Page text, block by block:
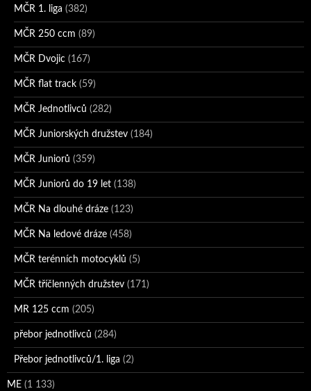
MČR 1. liga (382)
MČR 250 ccm (89)
MČR Dvojic (167)
MČR flat track (59)
MČR Jednotlivců (282)
MČR Juniorských družstev (184)
MČR Juniorů (359)
MČR Juniorů do 19 let (138)
MČR Na dlouhé dráze (123)
MČR Na ledové dráze (458)
MČR terénních motocyklů (5)
MČR tříčlenných družstev (171)
MR 125 ccm (205)
přebor jednotlivců (284)
Přebor jednotlivců/1. liga (2)
ME (1 133)